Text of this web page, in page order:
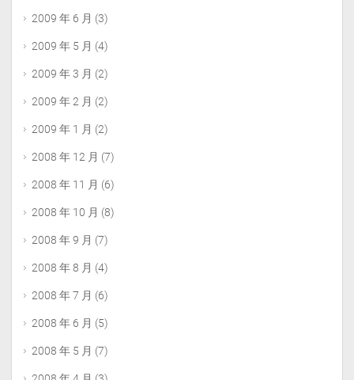
2009 年 6 月 (3)
2009 年 5 月 (4)
2009 年 3 月 (2)
2009 年 2 月 (2)
2009 年 1 月 (2)
2008 年 12 月 (7)
2008 年 11 月 (6)
2008 年 10 月 (8)
2008 年 9 月 (7)
2008 年 8 月 (4)
2008 年 7 月 (6)
2008 年 6 月 (5)
2008 年 5 月 (7)